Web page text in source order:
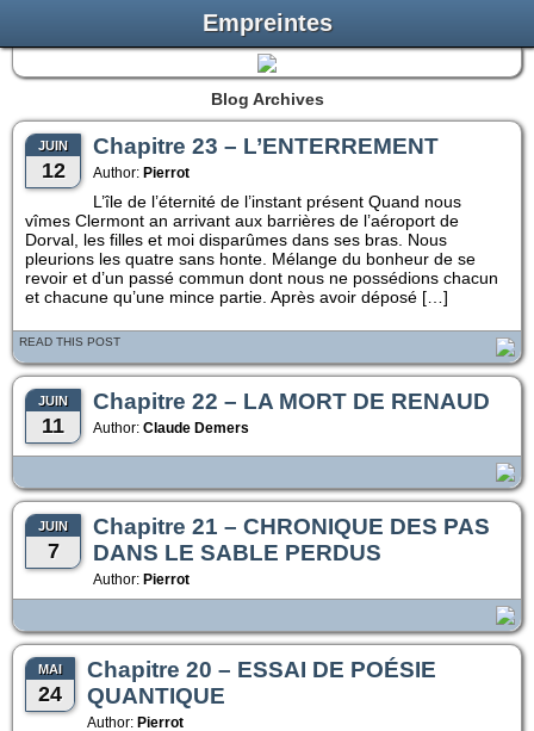
Empreintes
Blog Archives
JUIN
12
Chapitre 23 – L’ENTERREMENT
Author: Pierrot
L’île de l’éternité de l’instant présent Quand nous
vîmes Clermont an arrivant aux barrières de l’aéroport de
Dorval, les filles et moi disparûmes dans ses bras. Nous
pleurions les quatre sans honte. Mélange du bonheur de se
revoir et d’un passé commun dont nous ne possédions chacun
et chacune qu’une mince partie. Après avoir déposé […]
READ THIS POST
JUIN
11
Chapitre 22 – LA MORT DE RENAUD
Author: Claude Demers
JUIN
7
Chapitre 21 – CHRONIQUE DES PAS
DANS LE SABLE PERDUS
Author: Pierrot
MAI
24
Chapitre 20 – ESSAI DE POÉSIE
QUANTIQUE
Author: Pierrot